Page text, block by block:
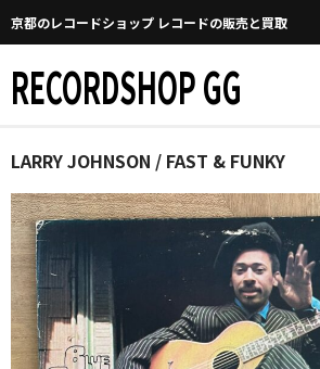
京都のレコードショップ レコードの販売と買取
RECORDSHOP GG
Home
マイページ
GGについて
買取について
取り置きなどについて
LARRY JOHNSON / FAST & FUNKY